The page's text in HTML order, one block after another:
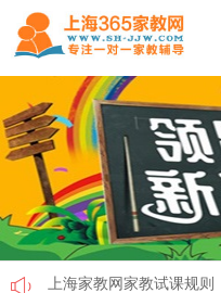
上海家教网家教试课规则